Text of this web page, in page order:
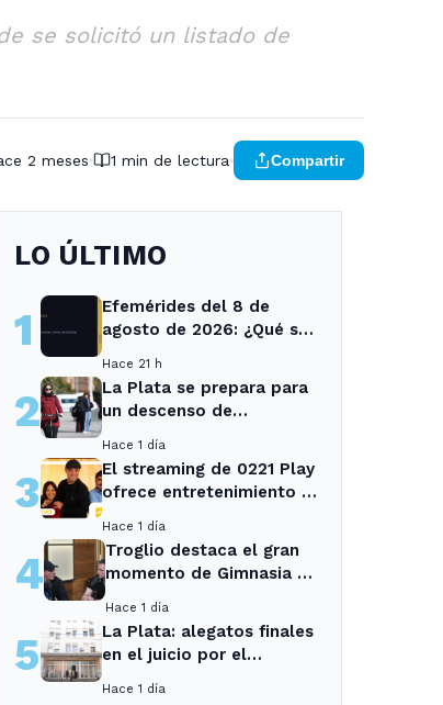
se solicitó un listado de
2 meses 1 min de lectura Compartir
LO ÚLTIMO
1
Efemérides del 8 de
agosto de 2026: ¿Qué se
Hace 21 h
2
La Plata se prepara para
un descenso de
Hace 1 día
3
El streaming de 0221 Play
ofrece entretenimiento y
de La Plata y Ensenada.
Hace 1 día
4
Troglio destaca el gran
momento de Gimnasia y
entrenador
Hace 1 día
5
La Plata: alegatos finales
en el juicio por el
Hace 1 día